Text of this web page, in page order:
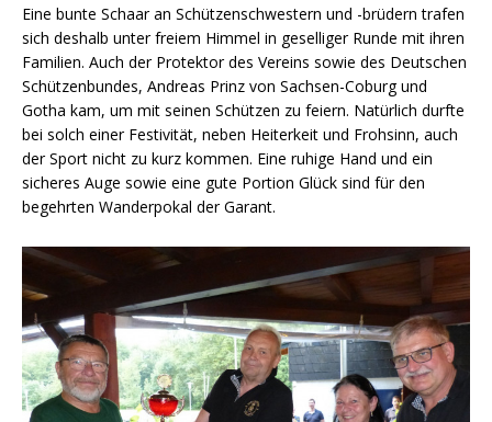
Eine bunte Schaar an Schützenschwestern und -brüdern trafen
sich deshalb unter freiem Himmel in geselliger Runde mit ihren
Familien. Auch der Protektor des Vereins sowie des Deutschen
Schützenbundes, Andreas Prinz von Sachsen-Coburg und
Gotha kam, um mit seinen Schützen zu feiern. Natürlich durfte
bei solch einer Festivität, neben Heiterkeit und Frohsinn, auch
der Sport nicht zu kurz kommen. Eine ruhige Hand und ein
sicheres Auge sowie eine gute Portion Glück sind für den
begehrten Wanderpokal der Garant.